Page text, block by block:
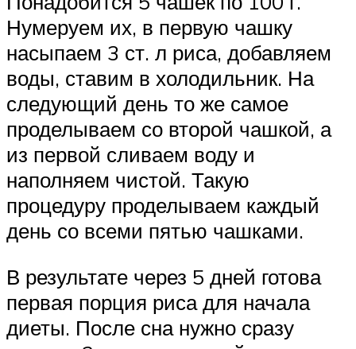
Нумеруем их, в первую чашку
насыпаем 3 ст. л риса, добавляем
воды, ставим в холодильник. На
следующий день то же самое
проделываем со второй чашкой, а
из первой сливаем воду и
наполняем чистой. Такую
процедуру проделываем каждый
день со всеми пятью чашками.
В результате через 5 дней готова
первая порция риса для начала
диеты. После сна нужно сразу